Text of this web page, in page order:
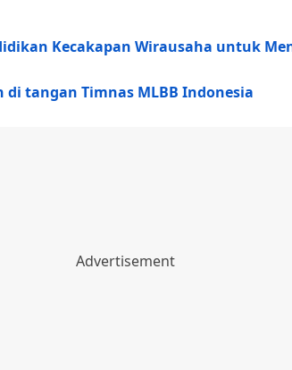
Kecakapan Wirausaha untuk
di tangan Timnas MLBB Indonesia